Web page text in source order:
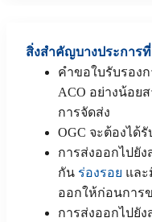
สิ่งสำคัญบางประการ
คำขอใบรับรอง
ACO อย่างน้อย
การจัดส่ง
OGC จะต้องได้
การส่งออกไปยั
กัน ร่องรอย และ
ออกให้ก่อนการ
การส่งออกไปยั